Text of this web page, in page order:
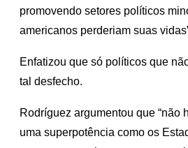
promovendo setores políticos
americanos perderiam suas
Enfatizou que só políticos que
tal desfecho.
Rodríguez argumentou que “não
uma superpotência como os